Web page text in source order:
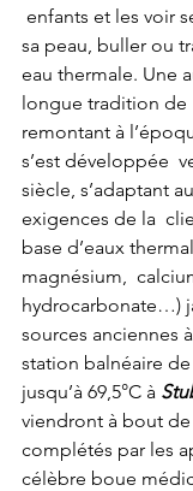
enfants et les voir
sa peau, buller ou
eau thermale. Une
longue tradition de
remontant à
s’est développée
siècle, s’adaptant
exigences de la
base d’eaux
magnésium,
hydrocarbonate…)
sources anciennes
station balnéaire de
jusqu’à 69,5°C à
viendront à bout de
complétés par les
célèbre boue